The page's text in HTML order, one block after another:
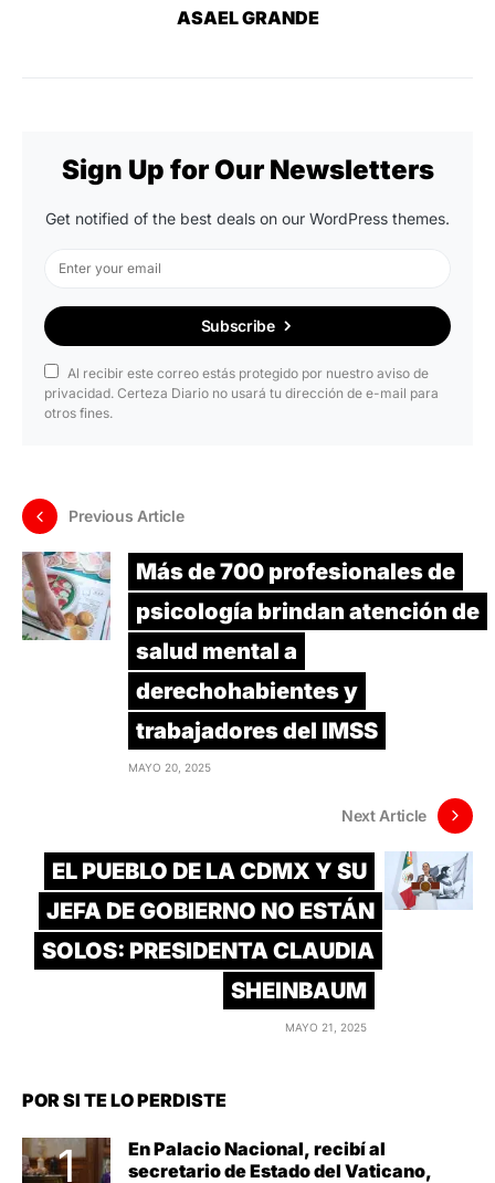
ASAEL GRANDE
Sign Up for Our Newsletters
Get notified of the best deals on our WordPress themes.
Subscribe
Al recibir este correo estás protegido por nuestro aviso de
privacidad. Certeza Diario no usará tu dirección de e-mail para
otros fines.
Previous Article
Más de 700 profesionales de
psicología brindan atención de
salud mental a
derechohabientes y
trabajadores del IMSS
MAYO 20, 2025
Next Article
EL PUEBLO DE LA CDMX Y SU
JEFA DE GOBIERNO NO ESTÁN
SOLOS: PRESIDENTA CLAUDIA
SHEINBAUM
MAYO 21, 2025
POR SI TE LO PERDISTE
En Palacio Nacional, recibí al
secretario de Estado del Vaticano,